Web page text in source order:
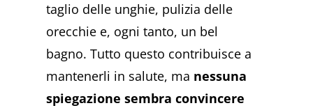
taglio delle unghie, pulizia delle
orecchie e, ogni tanto, un bel
bagno. Tutto questo contribuisce a
mantenerli in salute, ma nessuna
spiegazione sembra convincere